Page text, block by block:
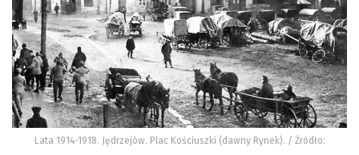
Lata 1914-1918. Jędrzejów. Plac Kościuszki (dawny Rynek). / Źródło: